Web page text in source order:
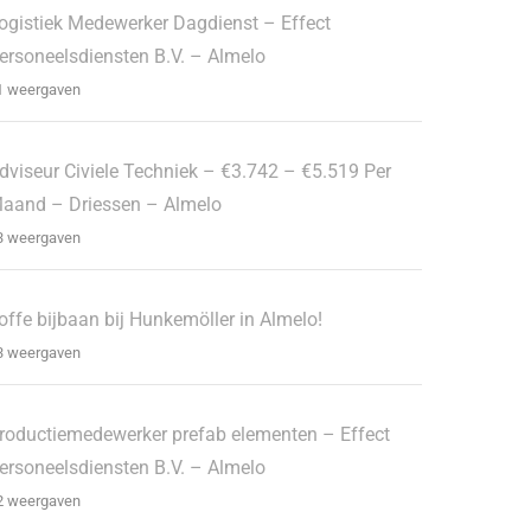
Medewerker Dagdienst – Effect
B.V. – Almelo
weergaven
Civiele Techniek – €3.742 – €5.519 Per
– Driessen – Almelo
weergaven
bijbaan bij Hunkemöller in Almelo!
weergaven
prefab elementen – Effect
B.V. – Almelo
weergaven